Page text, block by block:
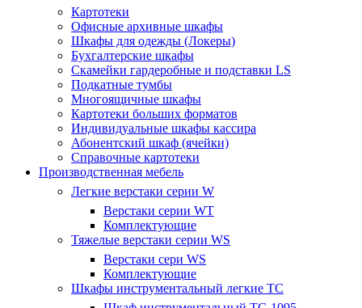
Картотеки
Офисные архивные шкафы
Шкафы для одежды (Локеры)
Бухгалтерские шкафы
Скамейки гардеробные и подставки LS
Подкатные тумбы
Многоящичные шкафы
Картотеки больших форматов
Индивидуальные шкафы кассира
Абонентский шкаф (ячейки)
Справочные картотеки
Производственная мебель
Легкие верстаки серии W
Верстаки серии WT
Комплектующие
Тяжелые верстаки серии WS
Верстаки сери WS
Комплектующие
Шкафы инструментальный легкие ТС